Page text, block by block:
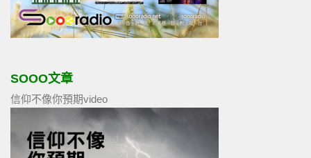
SOOO文章
信仰不像你預期video